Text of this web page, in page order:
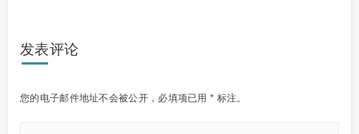
发表评论
您的电子邮件地址不会被公开， 必填项已用* 标注。